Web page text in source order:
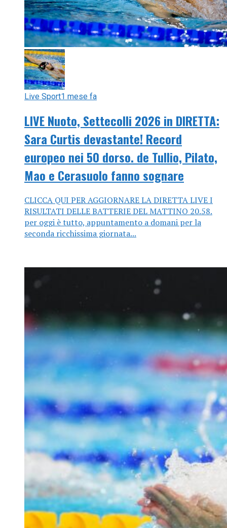
Live Sport1 mese fa
LIVE Nuoto, Settecolli 2026 in DIRETTA:
Sara Curtis devastante! Record
europeo nei 50 dorso. de Tullio, Pilato,
Mao e Cerasuolo fanno sognare
CLICCA QUI PER AGGIORNARE LA DIRETTA LIVE I
RISULTATI DELLE BATTERIE DEL MATTINO 20.58.
per oggi è tutto, appuntamento a domani per la
seconda ricchissima giornata...